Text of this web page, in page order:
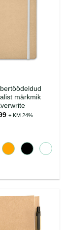
märkmik
+ KM 24%